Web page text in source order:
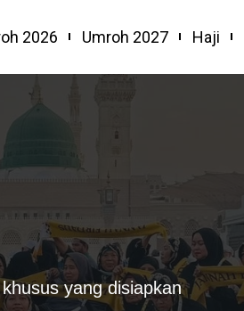
2026 Umroh 2027 Haji
yang disiapkan